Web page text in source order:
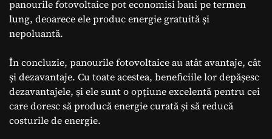
panourile fotovoltaice pot economisi bani pe termen
lung, deoarece ele produc energie gratuită și
nepoluantă.
În concluzie, panourile fotovoltaice au atât avantaje, cât
și dezavantaje. Cu toate acestea, beneficiile lor depășesc
dezavantajele, și ele sunt o opțiune excelentă pentru cei
care doresc să producă energie curată și să reducă
costurile de energie.